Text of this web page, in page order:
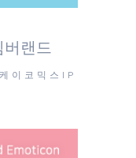
버랜드
이코믹스IP